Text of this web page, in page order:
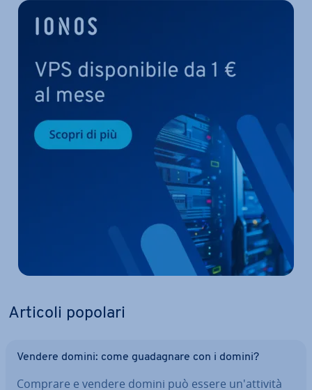
Articoli popolari
Vendere domini: come gua­da­gna­re con i domini?
Comprare e vendere domini può essere un'at­ti­vi­tà